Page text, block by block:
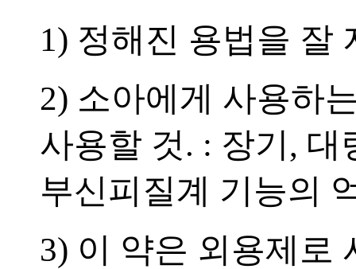
1) 정해진 용법을 잘
2) 소아에게 사용하
사용할 것. : 장기,
부신피질계 기능의
3) 이 약은 외용제로